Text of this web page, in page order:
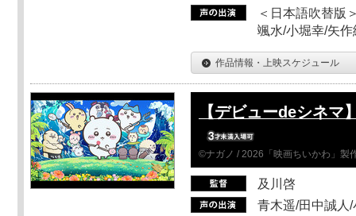
＜日本語吹替版
颯水/小堀幸/矢作
作品情報・上映スケジュール
【デビューdeシネマ
©ナガノ / 2026「映画ちいかわ」製
及川啓
青木遥/田中誠人